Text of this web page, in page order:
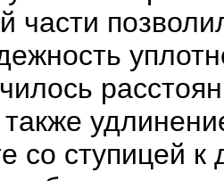
части
со ступицей к